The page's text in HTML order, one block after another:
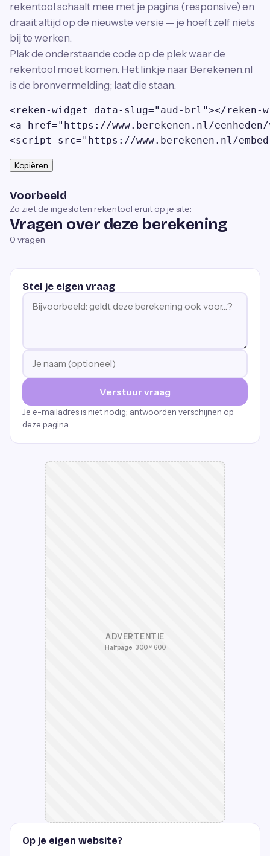
rekentool schaalt mee met je pagina (responsive) en
draait altijd op de nieuwste versie — je hoeft zelf niets
bij te werken.
Plak de onderstaande code op de plek waar de
rekentool moet komen. Het linkje naar Berekenen.nl
is de bronvermelding; laat die staan.
<reken-widget data-slug="aud-brl"></reken-
<a href="https://www.berekenen.nl/
<script src="https://www.berekenen.nl/
Kopiëren
Voorbeeld
Zo ziet de ingesloten rekentool eruit op je site:
Vragen over deze berekening
0 vragen
Stel je eigen vraag
Verstuur vraag
Je e-mailadres is niet nodig; antwoorden verschijnen op
deze pagina.
ADVERTENTIE
Halfpage · 300 × 600
Op je eigen website?